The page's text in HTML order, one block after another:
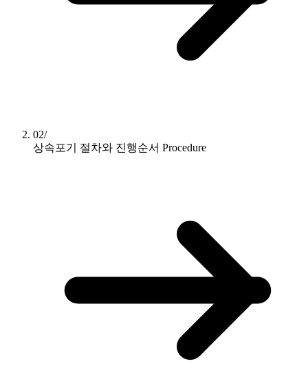
02/
상속포기 절차와 진행순서 Procedure